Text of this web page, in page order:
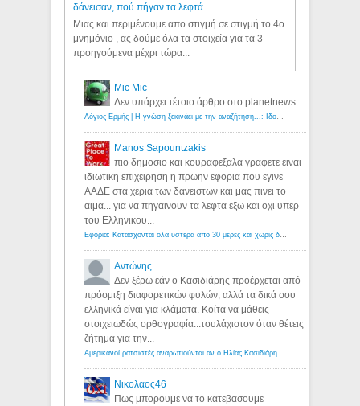
δάνεισαν, πού πήγαν τα λεφτά...
Μιας και περιμένουμε απο στιγμή σε στιγμή το 4ο
μνημόνιο , ας δούμε όλα τα στοιχεία για τα 3
προηγούμενα μέχρι τώρα...
Mic Mic
Δεν υπάρχει τέτοιο άρθρο στο planetnews
Λόγιος Ερμής | Η γνώση ξεκινάει με την αναζήτηση...: Ιδού οι 18 που χρωστούν 11 δις ευρώ!
Manos Sapountzakis
πιο δημοσιο και κουραφεξαλα γραφετε ειναι
ιδιωτικη επιχειρηση η πρωην εφορια που εγινε
ΑΑΔΕ στα χερια των δανειστων και μας πινει το
αιμα... για να πηγαινουν τα λεφτα εξω και οχι υπερ
του Ελληνικου...
Εφορία: Κατάσχονται όλα ύστερα από 30 μέρες και χωρίς δικαστικές αποφάσεις - Λόγιος Ερμής
Αντώνης
Δεν ξέρω εάν ο Κασιδιάρης προέρχεται από
πρόσμιξη διαφορετικών φυλών, αλλά τα δικά σου
ελληνικά είναι για κλάματα. Κοίτα να μάθεις
στοιχειωδώς ορθογραφία...τουλάχιστον όταν θέτεις
ζήτημα για την...
Αμερικανοί ρατσιστές αναρωτιούνται αν ο Ηλίας Κασιδιάρης ανήκει στη λευκή φυλή... - Λόγιος Ερμής
Νικολαος46
Πως μπορουμε να το κατεβασουμε